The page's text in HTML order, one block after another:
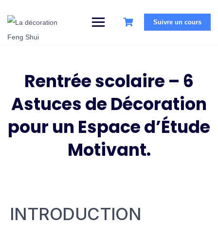
Suivre un cours
Rentrée scolaire – 6
Astuces de Décoration
pour un Espace d’Étude
Motivant.
INTRODUCTION